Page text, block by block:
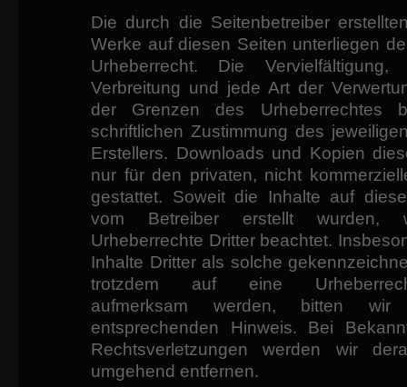
Die durch die Seitenbetreiber
Werke auf diesen Seiten unterliegen
Urheberrecht. Die Vervielfältigung,
Verbreitung und jede Art der
der Grenzen des Urheberrechtes
schriftlichen Zustimmung des
Erstellers. Downloads und Kopien
nur für den privaten, nicht
gestattet. Soweit die Inhalte auf
vom Betreiber erstellt wurden,
Urheberrechte Dritter beachtet.
Inhalte Dritter als solche
trotzdem auf eine
aufmerksam werden, bitten
entsprechenden Hinweis. Bei
Rechtsverletzungen werden wir
umgehend entfernen.